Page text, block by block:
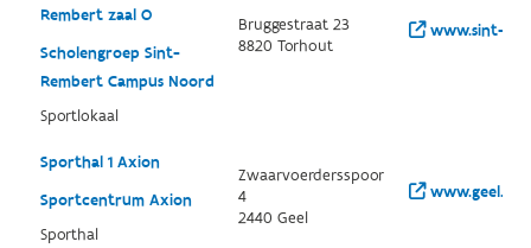
Rembert zaal O
Scholengroep Sint-
Rembert Campus Noord
Sportlokaal
Bruggestraat 23
8820 Torhout
www.sint-
Sporthal 1 Axion
Sportcentrum Axion
Sporthal
Zwaarvoerdersspoor
4
2440 Geel